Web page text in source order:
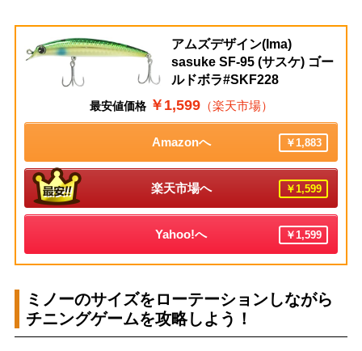
アムズデザイン(Ima)
sasuke SF-95 (サスケ) ゴー
ルドボラ#SKF228
最安値価格 ￥1,599（楽天市場）
Amazonへ ￥1,883
楽天市場へ ￥1,599
Yahoo!へ ￥1,599
ミノーのサイズをローテーションしながら
チニングゲームを攻略しよう！